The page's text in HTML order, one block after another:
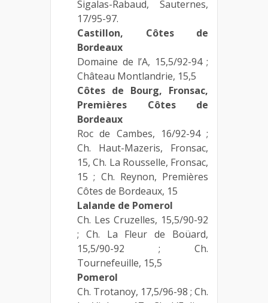
Sigalas-Rabaud, Sauternes,
17/95-97.
Castillon, Côtes de
Bordeaux
Domaine de l’A, 15,5/92-94 ;
Château Montlandrie, 15,5
Côtes de Bourg, Fronsac,
Premières Côtes de
Bordeaux
Roc de Cambes, 16/92-94 ;
Ch. Haut-Mazeris, Fronsac,
15, Ch. La Rousselle, Fronsac,
15 ; Ch. Reynon, Premières
Côtes de Bordeaux, 15
Lalande de Pomerol
Ch. Les Cruzelles, 15,5/90-92
; Ch. La Fleur de Boüard,
15,5/90-92 ; Ch.
Tournefeuille, 15,5
Pomerol
Ch. Trotanoy, 17,5/96-98 ; Ch.